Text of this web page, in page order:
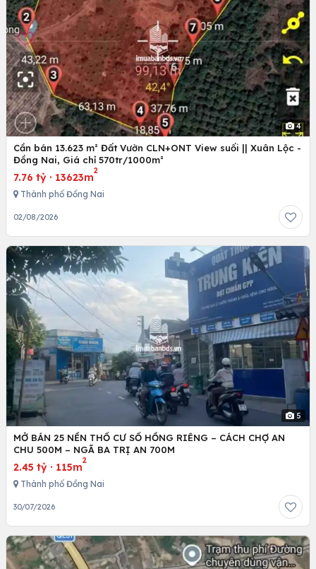
4
Cần bán 13.623 m² Đất Vườn CLN+ONT View suối || Xuân Lộc -
Đồng Nai, Giá chỉ 570tr/1000m²
7.76 tỷ · 13623m
2
Thành phố Đồng Nai
02/08/2026
5
MỞ BÁN 25 NỀN THỔ CƯ SỔ HỒNG RIÊNG – CÁCH CHỢ AN
CHU 500M – NGÃ BA TRỊ AN 700M
2.45 tỷ · 115m
2
Thành phố Đồng Nai
30/07/2026